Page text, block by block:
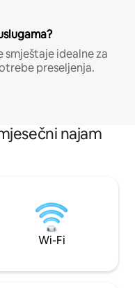
idealne za
preseljenja.
najam
Wi-Fi